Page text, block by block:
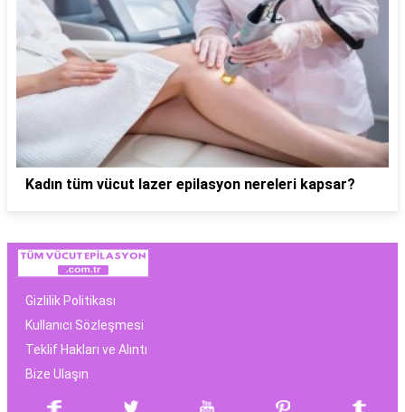
Kadın tüm vücut lazer epilasyon nereleri kapsar?
Gizlilik Politikası
Kullanıcı Sözleşmesi
Teklif Hakları ve Alıntı
Bize Ulaşın